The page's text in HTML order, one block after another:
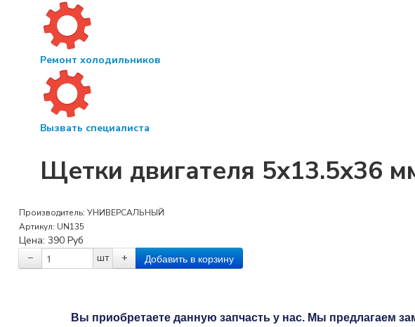
Ремонт холодильников
Вызвать специалиста
Щетки двигателя 5x13.5x36
Производитель: УНИВЕРСАЛЬНЫЙ
Артикул: UN135
Цена: 390 Руб
−
шт +
Вы приобретаете данную запчасть у нас. Мы предлагаем